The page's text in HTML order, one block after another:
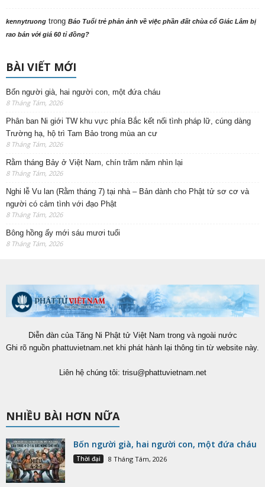
kennytruong trong Báo Tuổi trẻ phản ảnh về việc phần đất chùa cổ Giác Lâm bị
rao bán với giá 60 tỉ đồng?
BÀI VIẾT MỚI
Bốn người già, hai người con, một đứa cháu
8 Tháng Tám, 2026
Phân ban Ni giới TW khu vực phía Bắc kết nối tình pháp lữ, cúng dàng
Trường hạ, hộ trì Tam Bảo trong mùa an cư
8 Tháng Tám, 2026
Rằm tháng Bảy ở Việt Nam, chín trăm năm nhìn lại
8 Tháng Tám, 2026
Nghi lễ Vu lan (Rằm tháng 7) tại nhà – Bản dành cho Phật tử sơ cơ và
người có cảm tình với đạo Phật
8 Tháng Tám, 2026
Bông hồng ấy mới sáu mươi tuổi
8 Tháng Tám, 2026
Diễn đàn của Tăng Ni Phật tử Việt Nam trong và ngoài nước
Ghi rõ nguồn phattuvietnam.net khi phát hành lại thông tin từ website này.
Liên hệ chúng tôi: trisu@phattuvietnam.net
NHIỀU BÀI HƠN NỮA
Bốn người già, hai người con, một đứa cháu
Thời đại 8 Tháng Tám, 2026